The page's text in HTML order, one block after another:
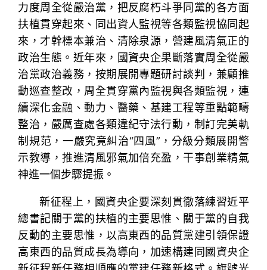
力度周全從嚴治黨，把反腐朽斗爭同黨的各方面
扶植貫穿起來、同出資人監視等各類監視協同起
來，才幹標本兼治、清除泉源，營建風清氣正的
政治生態。近年來，國資央企果斷落實周全從嚴
治黨政治義務，按期展開專題研討談判，兼顧推
動巡查整改，周全貫穿黨內監視與各類監視，連
續深化金融、動力、醫藥、基建工程等重點範疇
整治，嚴厲查處各類違紀守法行動，制訂完美軌
制規范，一嚴究竟糾治“四風”，分級分類展開警
示教導，推進清風邪氣加倍充盈，干事創業精氣
神進一個步驟提振。
新征程上，國資央企要深刻貫徹落練習近平
總書記關于黨的扶植的主要思惟、關于黨的自我
反動的主要思惟，以高東西的品質黨建引領保證
高東西的品質成長為導向，加速構建同國資央企